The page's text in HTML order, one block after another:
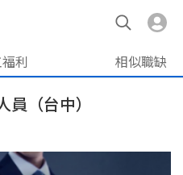
利 相似職缺
員（台中）